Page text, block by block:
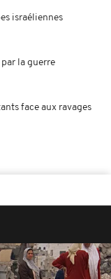
israéliennes
la guerre
face aux ravages